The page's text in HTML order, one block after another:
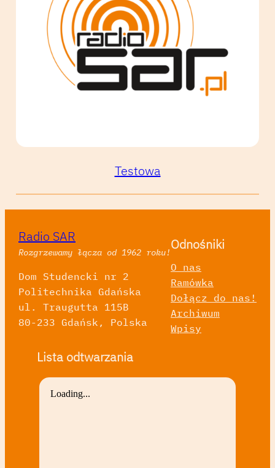
Testowa
Radio SAR
Rozgrzewamy łącza od 1962 roku!
Dom Studencki nr 2
Politechnika Gdańska
ul. Traugutta 115B
80-233 Gdańsk, Polska
Odnośniki
O nas
Ramówka
Dołącz do nas!
Archiwum
Wpisy
Lista odtwarzania